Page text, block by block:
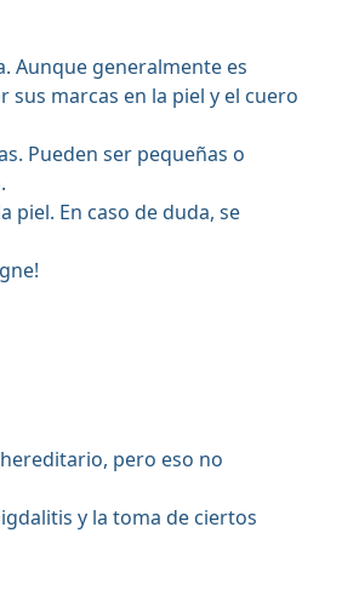
Aunque generalmente es
marcas en la piel y el cuero
Pueden ser pequeñas o
piel. En caso de duda, se
pero eso no
y la toma de ciertos